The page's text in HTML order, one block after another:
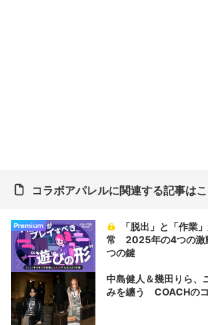
コラボアパレルに関連する記事は
Premium
「脱出」と「作業
常 2025年の4つの激
つの鍵
中島健人＆幾田りら、
みを纏う COACHの